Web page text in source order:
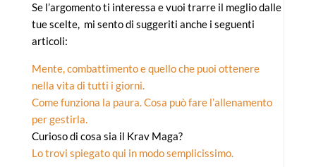
Se l’argomento ti interessa e vuoi trarre il meglio dalle
tue scelte, mi sento di suggeriti anche i seguenti
articoli:
Mente, combattimento e quello che puoi ottenere
nella vita di tutti i giorni.
Come funziona la paura. Cosa può fare l’allenamento
per gestirla.
Curioso di cosa sia il Krav Maga?
Lo trovi spiegato qui in modo semplicissimo.